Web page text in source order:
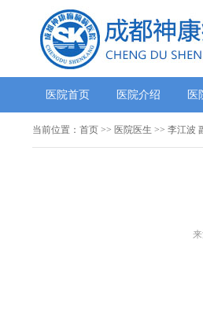
医院首页 医院介绍 医
当前位置： 首页 >> 医院医生 >> 李江波